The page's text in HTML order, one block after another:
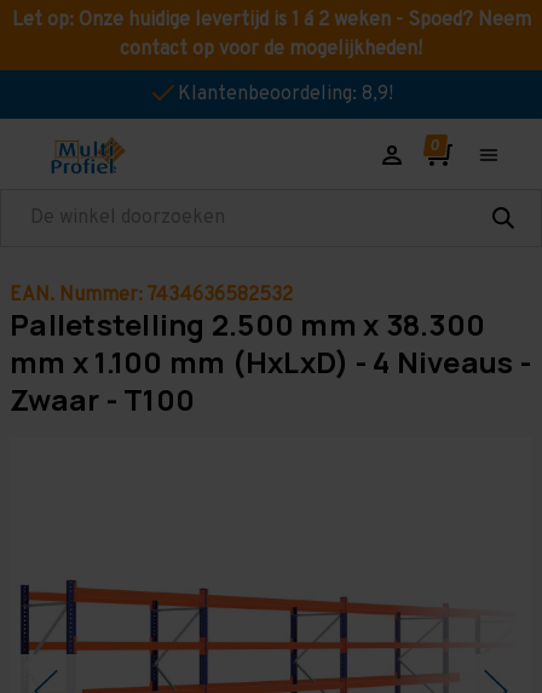
Let op: Onze huidige levertijd is 1 á 2 weken - Spoed? Neem
contact op voor de mogelijkheden!
Klantenbeoordeling: 8,9!
Zoeken
EAN. Nummer: 7434636582532
Palletstelling 2.500 mm x 38.300
mm x 1.100 mm (HxLxD) - 4 Niveaus -
Zwaar - T100